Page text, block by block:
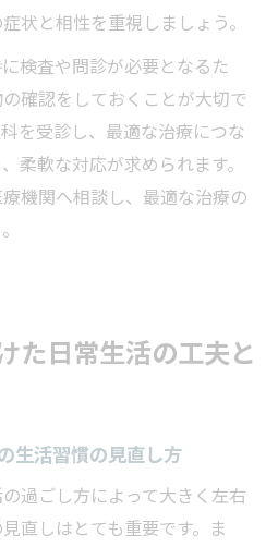
状と相性を重視しましょう。
検査や問診が必要となるた
確認をしておくことが大切で
を受診し、最適な治療につな
柔軟な対応が求められます。
機関へ相談し、最適な治療の
た日常生活の工夫と
生活習慣の見直し方
過ごし方によって大きく左右
直しはとても重要です。ま